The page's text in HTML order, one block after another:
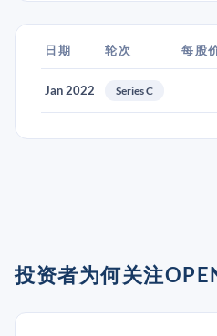
日期 轮次 每股
Jan 2022 Series C
投资者为何关注